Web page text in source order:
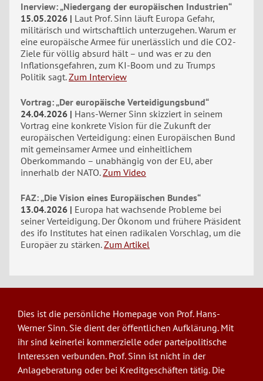
Inerview: „Niedergang der europäischen Industrien“
15.05.2026
Laut Prof. Sinn läuft Europa Gefahr,
militärisch und wirtschaftlich unterzugehen. Warum er
eine europäische Armee für unerlässlich und die CO2-
Ziele für völlig absurd hält – und was er zu den
Inflationsgefahren, zum KI-Boom und zu Trumps
Politik sagt. Zum Interview
Vortrag: „Der europäische Verteidigungsbund“
24.04.2026
Hans-Werner Sinn skizziert in seinem
Vortrag eine konkrete Vision für die Zukunft der
europäischen Verteidigung: einen Europäischen Bund
mit gemeinsamer Armee und einheitlichem
Oberkommando – unabhängig von der EU, aber
innerhalb der NATO. Zum Video
FAZ: „Die Vision eines Europäischen Bundes“
13.04.2026
Europa hat wachsende Probleme bei
seiner Verteidigung. Der Ökonom und frühere Präsident
des ifo Institutes hat einen radikalen Vorschlag, um die
Europäer zu stärken. Zum Artikel
Dies ist die persönliche Homepage von Prof. Hans-
Werner Sinn. Sie dient der öffentlichen Aufklärung. Mit
ihr sind keinerlei kommerzielle oder parteipolitische
Interessen verbunden. Prof. Sinn ist nicht in der
Anlageberatung oder bei Kreditgeschäften tätig. Die